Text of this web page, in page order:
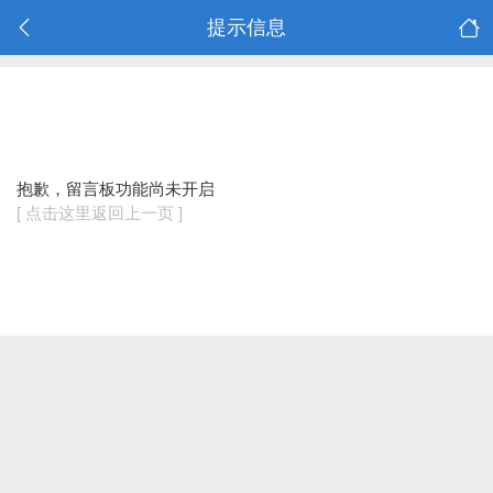
提示信息
抱歉，留言板功能尚未开启
[ 点击这里返回上一页 ]